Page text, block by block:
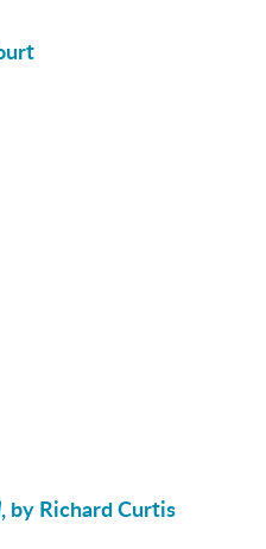
, by Richard Curtis